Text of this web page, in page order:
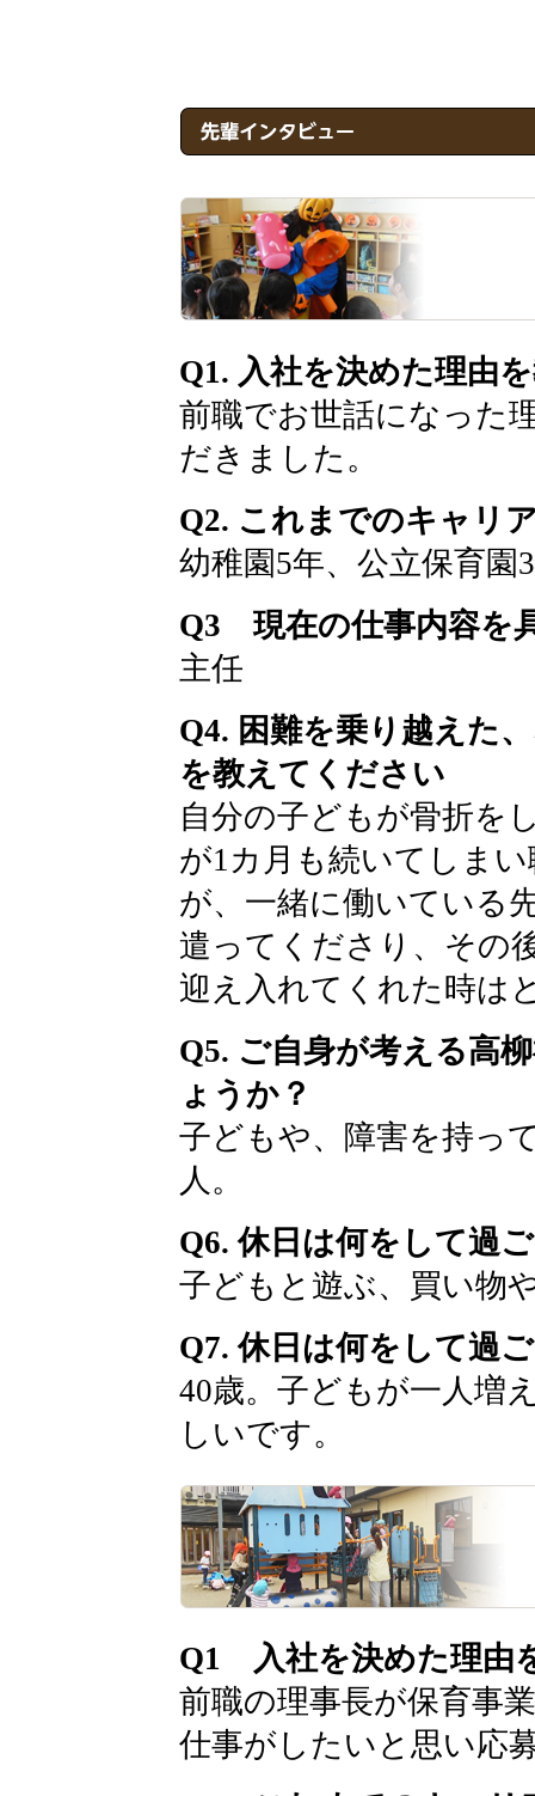
Q1. 入社を決めた理由
前職でお世話になった
だきました。
Q2. これまでのキャリ
幼稚園5年、公立保育園
Q3 現在の仕事内容を
主任
Q4. 困難を乗り越えた
を教えてください
自分の子どもが骨折を
が1カ月も続いてしま
が、一緒に働いている
遣ってくださり、その
迎え入れてくれた時は
Q5. ご自身が考える高
ょうか？
子どもや、障害を持っ
人。
Q6. 休日は何をして過
子どもと遊ぶ、買い物
Q7. 休日は何をして過
40歳。子どもが一人増
しいです。
Q1 入社を決めた理由
前職の理事長が保育事
仕事がしたいと思い応